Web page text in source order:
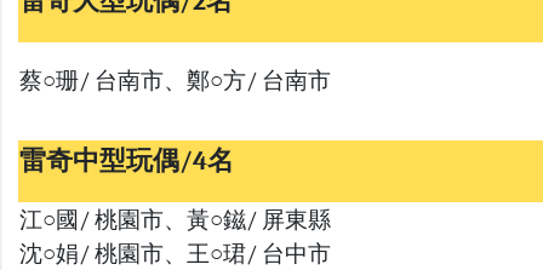
蔡○珊/ 台南市、鄭○方/ 台南市
雷奇中型玩偶/4名
江○國/ 桃園市、黃○鎡/ 屏東縣
沈○娟/ 桃園市、王○珺/ 台中市